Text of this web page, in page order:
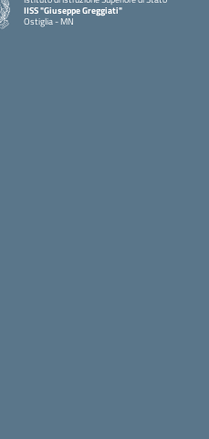
IISS "Giuseppe Greggiati"
Ostiglia - MN